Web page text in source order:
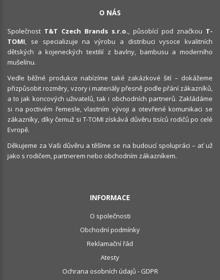
O NÁS
Společnost T&T Czech Brands s.r.o., působící pod značkou T-
TOMI, se specializuje na výrobu a distribuci vysoce kvalitních
dětských a kojeneckých textilií z bavlny, bambusu a moderního
mušelínu.
Vedle běžné produkce nabízíme také zakázkové šití – dokážeme
přizpůsobit rozměry, vzory i materiály přesně podle přání zákazníků,
a to jak koncových uživatelů, tak i obchodních partnerů. Zakládáme
si na poctivém řemesle, vlastním vývoji a otevřené komunikaci se
zákazníky, díky čemuž si T-TOMI získává důvěru tisíců rodičů po celé
Evropě.
Děkujeme za Vaši důvěru a těšíme se na budoucí spolupráci – ať už
jako s rodičem, partnerem nebo obchodním zákazníkem.
INFORMACE
O společnosti
Obchodní podmínky
Reklamační řád
Atesty
Ochrana osobních údajů - GDPR